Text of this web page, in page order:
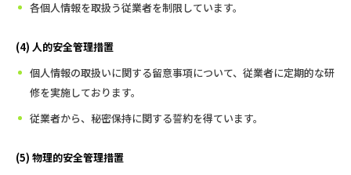
各個人情報を取扱う従業者を制限しています。
(4) 人的安全管理措置
個人情報の取扱いに関する留意事項について、従業者に定期的な研
修を実施しております。
従業者から、秘密保持に関する誓約を得ています。
(5) 物理的安全管理措置